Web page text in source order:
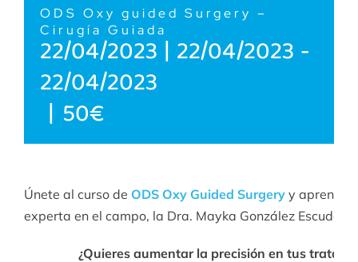
ODS Oxy guided Surgery –
Cirugía Guiada
22/04/2023 | 22/04/2023-
22/04/2023
| 50€
Únete al curso de ODS Oxy Guided Surgery y aprende
experta en el campo, la Dra. Mayka González Escudero.
¿Quieres aumentar la precisión en tus